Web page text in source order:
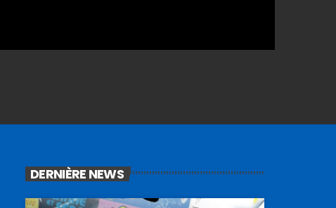
DERNIÈRE NEWS